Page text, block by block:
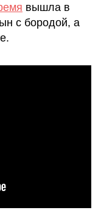
вышла в
с бородой, а